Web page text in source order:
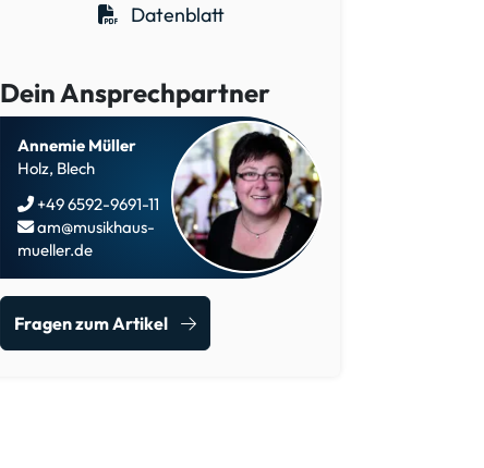
Datenblatt
Dein Ansprechpartner
Annemie Müller
Holz, Blech
+49 6592-9691-11
am@musikhaus-
mueller.de
Fragen zum Artikel